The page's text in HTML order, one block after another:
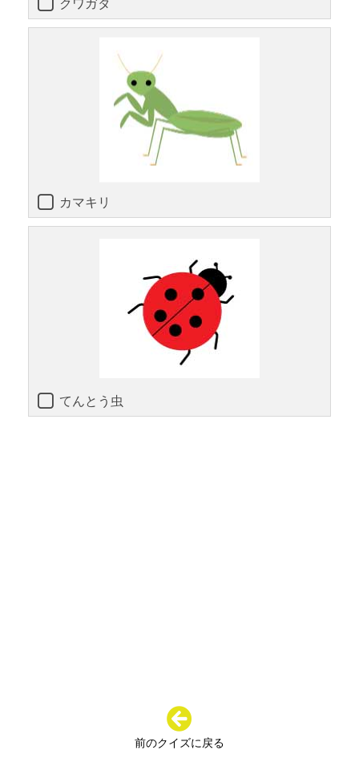
カマキリ
てんとう虫
前のクイズに戻る